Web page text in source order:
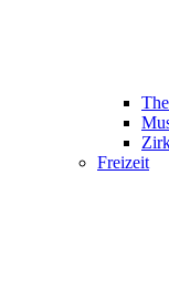
Freizeit